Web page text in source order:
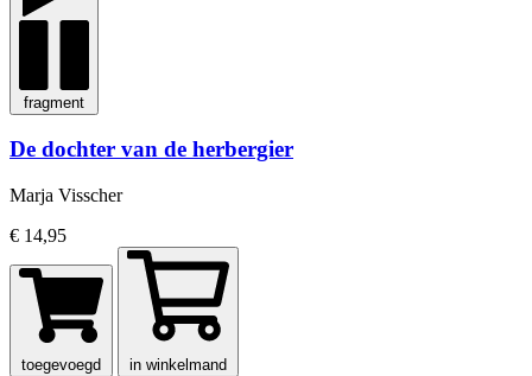
fragment
De dochter van de herbergier
Marja Visscher
€ 14,95
toegevoegd in winkelmand